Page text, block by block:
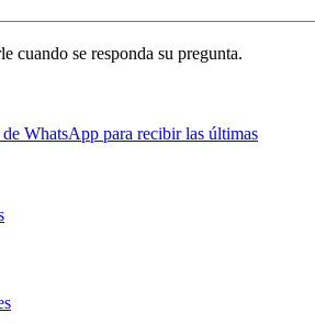
cuando se responda su pregunta.
WhatsApp para recibir las últimas